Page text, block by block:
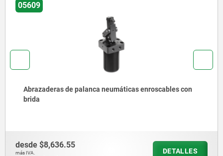
05665
Dispositivos de sujeción mini para montaje en
horizontal
desde $11,334.57
más IVA.
DETALLES